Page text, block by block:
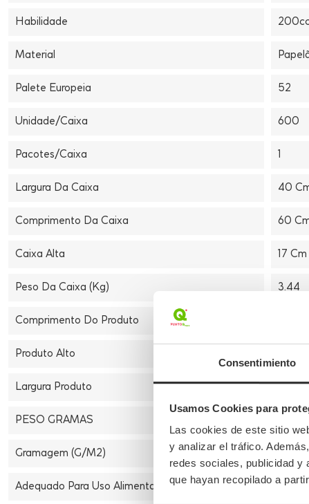
Consentimiento
Usamos Cookies para
Las cookies de este sitio
y analizar el tráfico.
redes sociales, publicidad y
que hayan recopilado a
Habilidade
Material
Palete Europeia 52
Unidade/Caixa 600
Pacotes/Caixa 1
Largura Da Caixa 40
Comprimento Da Caixa 60
Caixa Alta 17 Cm
Peso Da Caixa (Kg) 3.44
Comprimento Do Produto
Produto Alto
Largura Produto 7,5
PESO GRAMAS
Gramagem (g/m2) 250
Adequado Para Uso Alimentar S